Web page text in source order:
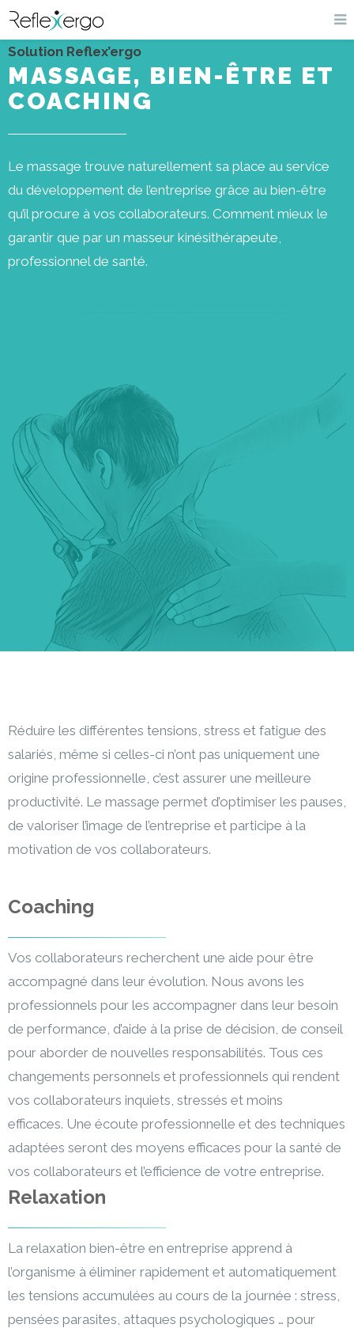
Solution Reflex’ergo
MASSAGE, BIEN-ÊTRE ET
COACHING
Le massage trouve naturellement sa place au service
du développement de l’entreprise grâce au bien-être
qu’il procure à vos collaborateurs. Comment mieux le
garantir que par un masseur kinésithérapeute,
professionnel de santé.
Réduire les différentes tensions, stress et fatigue des
salariés, même si celles-ci n’ont pas uniquement une
origine professionnelle, c’est assurer une meilleure
productivité. Le massage permet d’optimiser les pauses,
de valoriser l’image de l’entreprise et participe à la
motivation de vos collaborateurs.
Coaching
Vos collaborateurs recherchent une aide pour être
accompagné dans leur évolution. Nous avons les
professionnels pour les accompagner dans leur besoin
de performance, d’aide à la prise de décision, de conseil
pour aborder de nouvelles responsabilités. Tous ces
changements personnels et professionnels qui rendent
vos collaborateurs inquiets, stressés et moins
efficaces. Une écoute professionnelle et des techniques
adaptées seront des moyens efficaces pour la santé de
vos collaborateurs et l’efficience de votre entreprise.
Relaxation
La relaxation bien-être en entreprise apprend à
l’organisme à éliminer rapidement et automatiquement
les tensions accumulées au cours de la journée : stress,
pensées parasites, attaques psychologiques … pour